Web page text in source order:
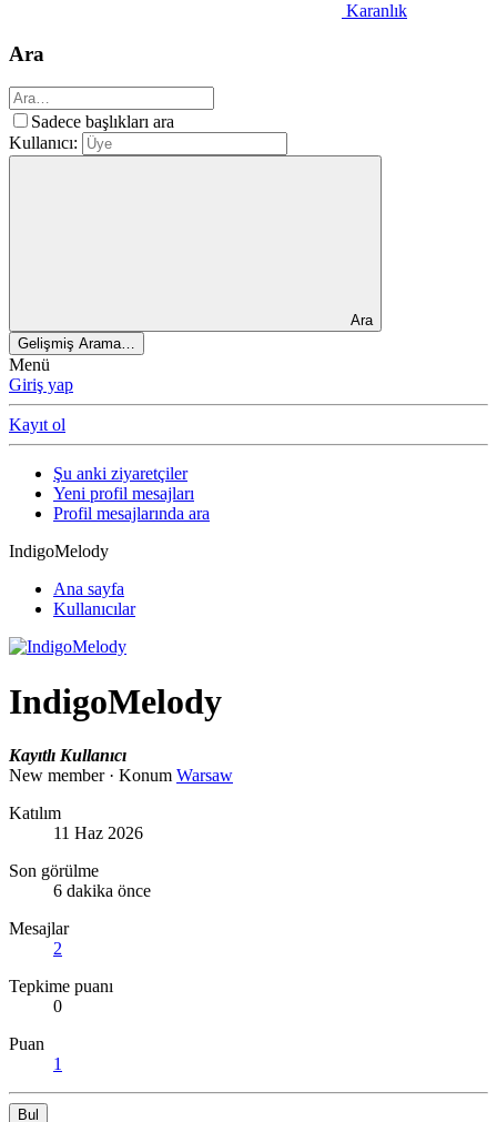
Karanlık
Ara
Sadece başlıkları ara
Kullanıcı:
Ara
Gelişmiş Arama…
Menü
Giriş yap
Kayıt ol
Şu anki ziyaretçiler
Yeni profil mesajları
Profil mesajlarında ara
IndigoMelody
Ana sayfa
Kullanıcılar
IndigoMelody
Kayıtlı Kullanıcı
New member · Konum Warsaw
Katılım
11 Haz 2026
Son görülme
6 dakika önce
Mesajlar
2
Tepkime puanı
0
Puan
1
Bul